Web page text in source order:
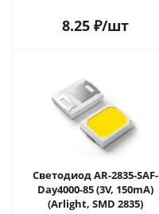
8.25 ₽/шт
Светодиод AR-2835-SAF-
Day4000-85 (3V, 150mA)
(Arlight, SMD 2835)